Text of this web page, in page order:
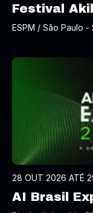
Festival
ESPM / São Paulo -
28 OUT 2026 ATÉ
AI Brasil